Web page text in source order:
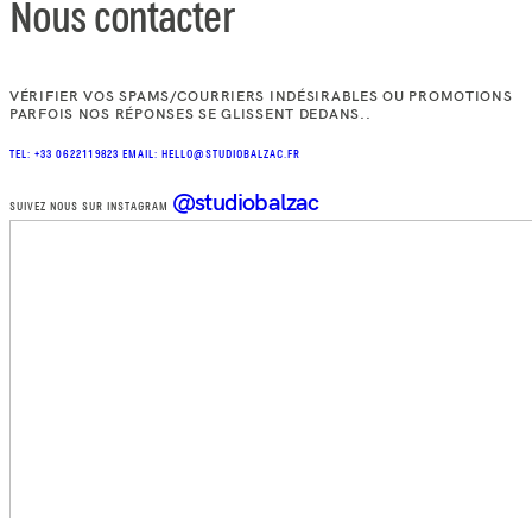
Nous contacter
VÉRIFIER VOS SPAMS/COURRIERS INDÉSIRABLES OU PROMOTIONS
PARFOIS NOS RÉPONSES SE GLISSENT DEDANS..
TEL: +33 0622119823 EMAIL: HELLO@STUDIOBALZAC.FR
SUIVEZ NOUS SUR INSTAGRAM @studiobalzac